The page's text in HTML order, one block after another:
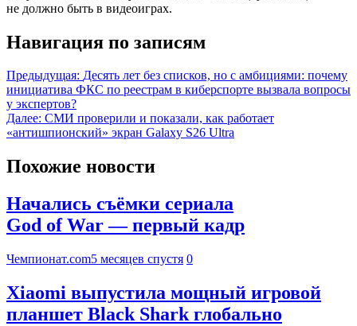
не должно быть в видеоиграх.
Навигация по записям
Предыдущая: Десять лет без списков, но с амбициями: почему
инициатива ФКС по реестрам в киберспорте вызвала вопросы
у экспертов?
Далее: СМИ проверили и показали, как работает
«антишпионский» экран Galaxy S26 Ultra
Похожие новости
Начались съёмки сериала
God of War — первый кадр
Чемпионат.com5 месяцев спустя 0
Xiaomi выпустила мощный игровой
планшет Black Shark глобально